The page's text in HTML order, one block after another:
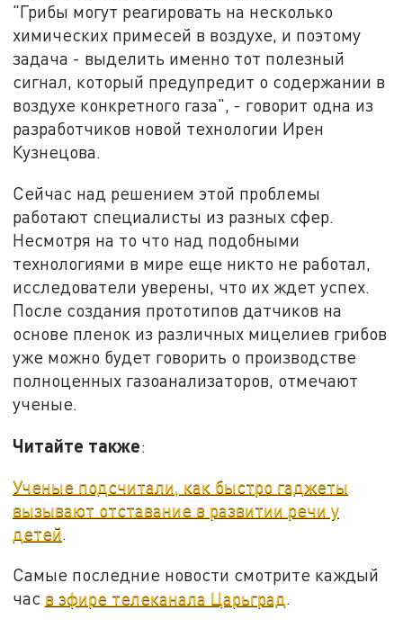
"Грибы могут реагировать на несколько
химических примесей в воздухе, и поэтому
задача - выделить именно тот полезный
сигнал, который предупредит о содержании в
воздухе конкретного газа", - говорит одна из
разработчиков новой технологии Ирен
Кузнецова.
Сейчас над решением этой проблемы
работают специалисты из разных сфер.
Несмотря на то что над подобными
технологиями в мире еще никто не работал,
исследователи уверены, что их ждет успех.
После создания прототипов датчиков на
основе пленок из различных мицелиев грибов
уже можно будет говорить о производстве
полноценных газоанализаторов, отмечают
ученые.
Читайте также:
Ученые подсчитали, как быстро гаджеты
вызывают отставание в развитии речи у
детей.
Самые последние новости смотрите каждый
час в эфире телеканала Царьград.